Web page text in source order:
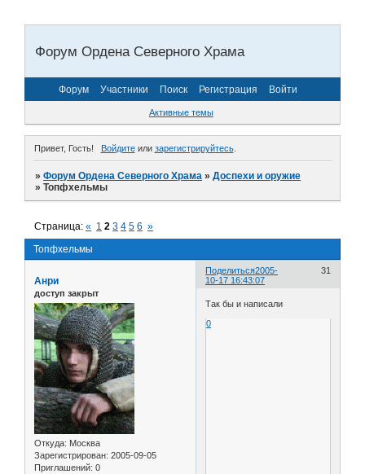
Форум Ордена Северного Храма
Форум Участники Поиск Регистрация Войти
Активные темы
Привет, Гость! Войдитеили зарегистрируйтесь.
»Форум Ордена Северного Храма »Доспехи и оружие
»Топфхельмы
Топфхельмы
Страница:« 1 2 3 4 5 6 »
Поделиться 31
2005-
10-17 16:43:07
Анри
доступ закрыт
Откуда: Москва
Зарегистрирован: 2005-09-05
Приглашений: 0
Так бы и написали
0